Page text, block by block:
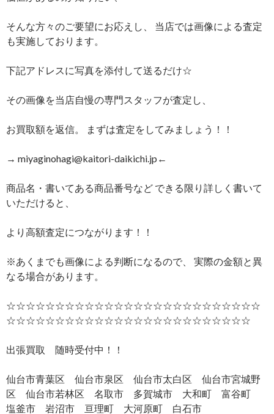
そんな方々のご要望にお応えし、 当店では画像による査定
も実施しております。
下記アドレスに写真を添付して送るだけ☆
その画像を当店自慢の専門スタッフが査定し、
お買取額を返信。 まずは査定をしてみましょう！！
→ miyaginohagi@kaitori-daikichi.jp←
商品名・書いてある商品番号など できる限り詳しく書いて
いただけると、
より高額査定につながります！！
※あくまでも画像による判断になるので、 実際の金額と異
なる場合があります。
☆☆☆☆☆☆☆☆☆☆☆☆☆☆☆☆☆☆☆☆☆☆☆☆☆☆
☆☆☆☆☆☆☆☆☆☆☆☆☆☆☆☆☆☆☆☆☆☆☆☆☆
出張買取 随時受付中！！
仙台市青葉区 仙台市泉区 仙台市太白区 仙台市宮城野
区 仙台市若林区 名取市 多賀城市 大和町 富谷町
塩釜市 岩沼市 亘理町 大河原町 白石市